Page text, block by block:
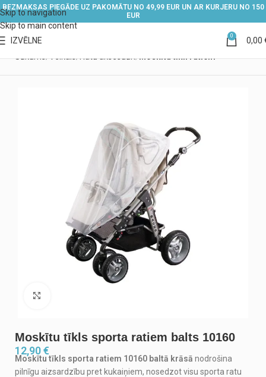
Skip to navigation
Skip to main content
BEZMAKSAS PIEGĀDE UZ PAKOMĀTU NO 49,99 EUR UN AR KURJERU NO 150
EUR
IZVĒLNE 0 0,00
Moskītu tīkls sporta ratiem balts 10160
12,90€
Moskītu tīkls sporta ratiem 10160 baltā krāsā nodrošina
pilnīgu aizsardzību pret kukaiņiem, nosedzot visu sporta ratu